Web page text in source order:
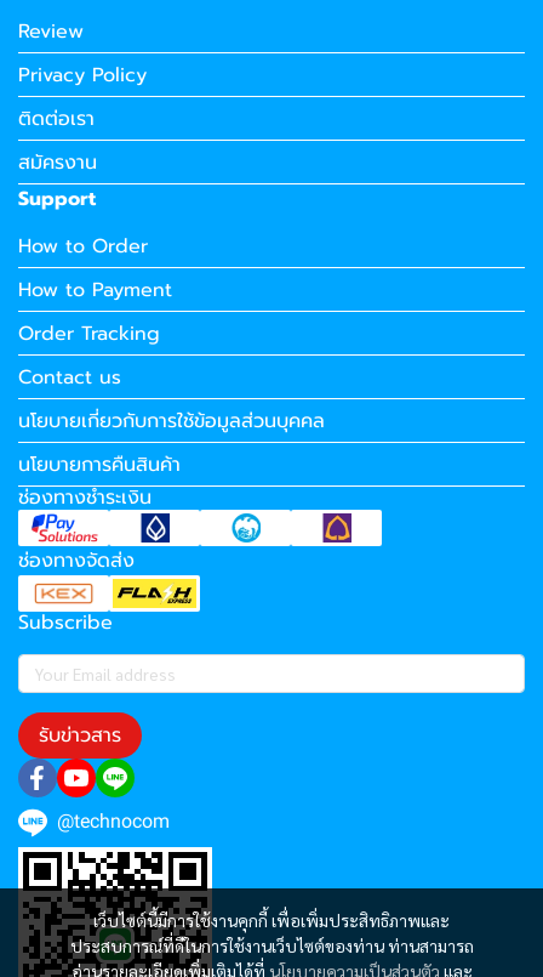
เว็บไซต์นี้มีการใช้งานคุกกี้ เพื่อเพิ่มประสิทธิภาพและ
ประสบการณ์ที่ดีในการใช้งานเว็บไซต์ของท่าน ท่านสามารถ
อ่านรายละเอียดเพิ่มเติมได้ที่ นโยบายความเป็นส่วนตัว และ
Review
Privacy Policy
ติดต่อเรา
สมัครงาน
Support
How to Order
How to Payment
Order Tracking
Contact us
นโยบายเกี่ยวกับการใช้ข้อมูลส่วนบุคคล
นโยบายการคืนสินค้า
ช่องทางชำระเงิน
ช่องทางจัดส่ง
Subscribe
รับข่าวสาร
@technocom